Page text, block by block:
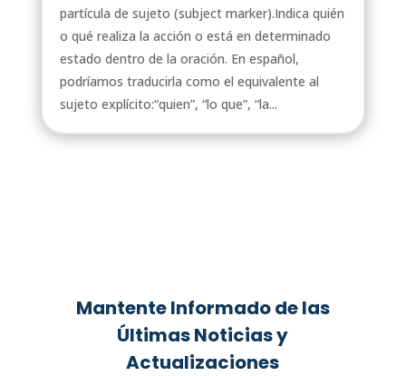
partícula de sujeto (subject marker).Indica quién
o qué realiza la acción o está en determinado
estado dentro de la oración. En español,
podríamos traducirla como el equivalente al
sujeto explícito:“quien”, “lo que”, “la...
Mantente Informado de las
Últimas Noticias y
Actualizaciones